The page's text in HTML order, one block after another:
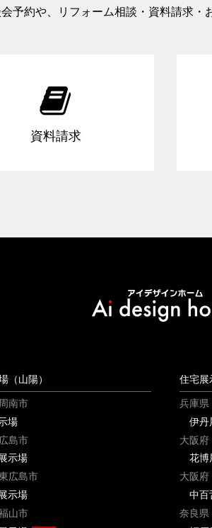
予約や、リフォーム相談・資料請求・

資料請求
（山陽）
南市
場
島市
示場
広島市
示場
山市
住宅展
兵庫県
伊丹
大阪府
花博
大阪府
中百
奈良県